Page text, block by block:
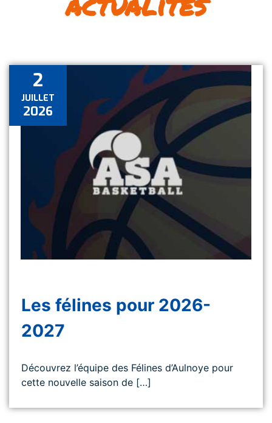
2
JUILLET
2026
Les félines pour 2026-
2027
Découvrez l’équipe des Félines d’Aulnoye pour
cette nouvelle saison de […]